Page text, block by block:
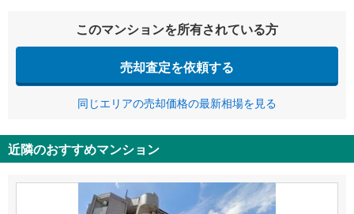
このマンションを所有されている方
売却査定を依頼する
同じエリアの売却価格の最新相場を見る
近隣のおすすめマンション